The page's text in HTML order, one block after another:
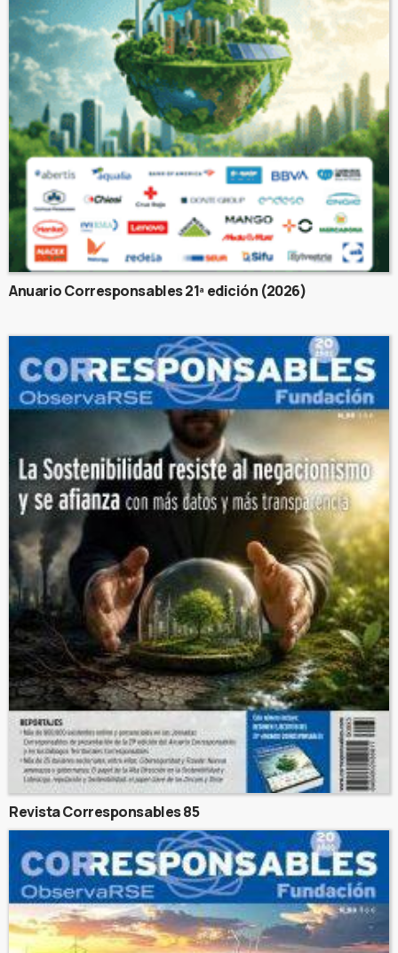
Anuario Corresponsables 21ª edición (2026)
Revista Corresponsables 85